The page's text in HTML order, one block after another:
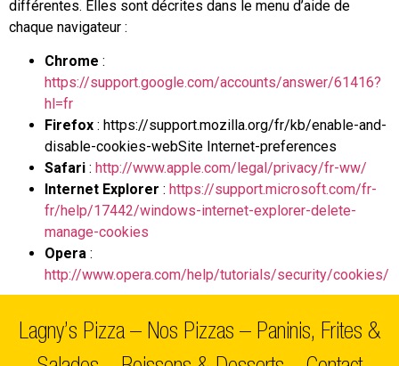
différentes. Elles sont décrites dans le menu d’aide de
chaque navigateur :
Chrome :
https://support.google.com/accounts/answer/61416?
hl=fr
Firefox : https://support.mozilla.org/fr/kb/enable-and-
disable-cookies-webSite Internet-preferences
Safari : http://www.apple.com/legal/privacy/fr-ww/
Internet Explorer : https://support.microsoft.com/fr-
fr/help/17442/windows-internet-explorer-delete-
manage-cookies
Opera :
http://www.opera.com/help/tutorials/security/cookies/
Lagny’s Pizza – Nos Pizzas – Paninis, Frites &